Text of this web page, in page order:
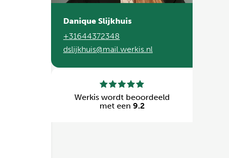
Danique Slijkhuis
+31644372348
dslijkhuis@mail.werkis.nl
Werkis wordt beoordeeld
met een 9.2